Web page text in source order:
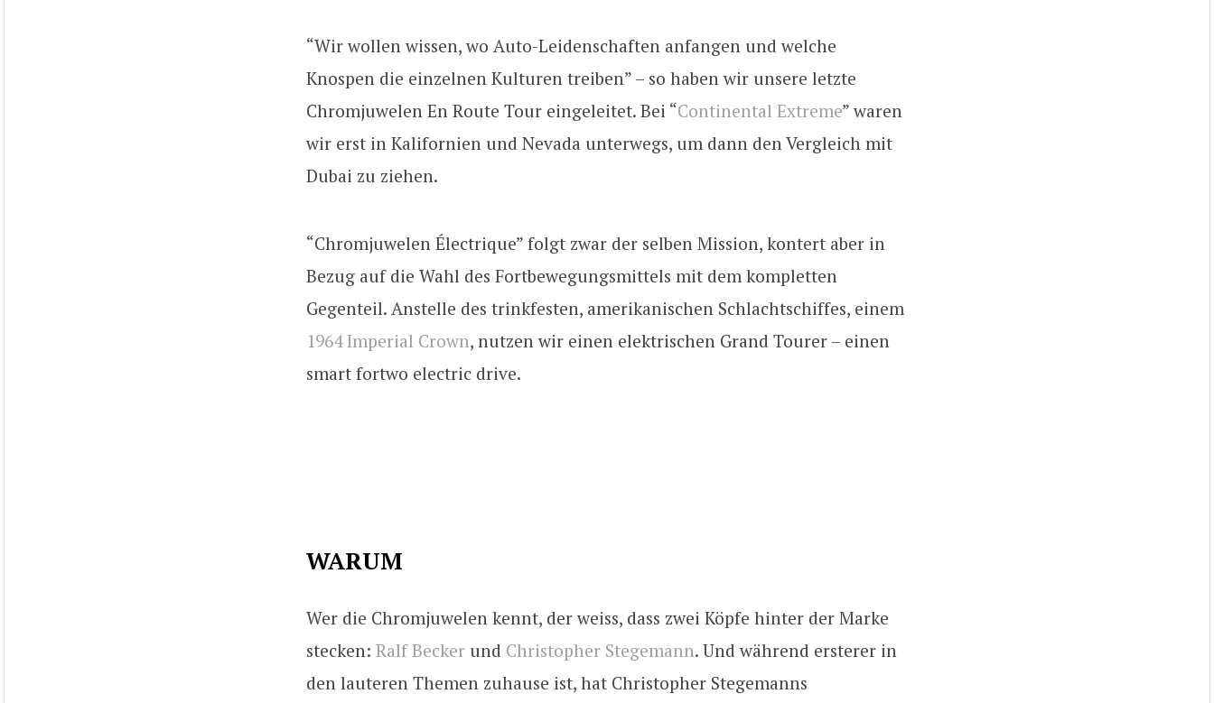
“Wir wollen wissen, wo Auto-Leidenschaften anfangen und welche
Knospen die einzelnen Kulturen treiben” – so haben wir unsere letzte
Chromjuwelen En Route Tour eingeleitet. Bei “Continental Extreme” waren
wir erst in Kalifornien und Nevada unterwegs, um dann den Vergleich mit
Dubai zu ziehen.
“Chromjuwelen Électrique” folgt zwar der selben Mission, kontert aber in
Bezug auf die Wahl des Fortbewegungsmittels mit dem kompletten
Gegenteil. Anstelle des trinkfesten, amerikanischen Schlachtschiffes, einem
1964 Imperial Crown, nutzen wir einen elektrischen Grand Tourer – einen
smart fortwo electric drive.
WARUM
Wer die Chromjuwelen kennt, der weiss, dass zwei Köpfe hinter der Marke
stecken: Ralf Becker und Christopher Stegemann. Und während ersterer in
den lauteren Themen zuhause ist, hat Christopher Stegemanns